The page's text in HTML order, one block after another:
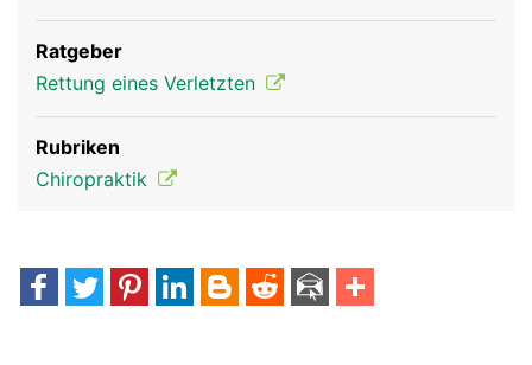
Ratgeber
Rettung eines Verletzten
Rubriken
Chiropraktik